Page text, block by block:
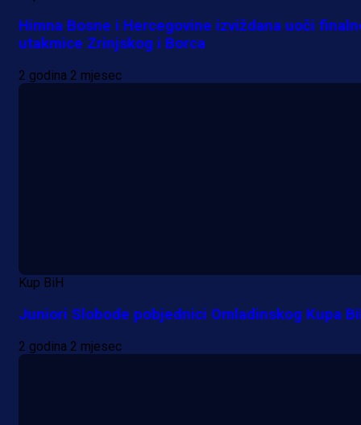
Himna Bosne i Hercegovine izviždana uoči
utakmice Zrinjskog i Borca
2 godina 2 mjesec
Kup BiH
Juniori Slobode pobjednici Omladinskog Kupa
2 godina 2 mjesec